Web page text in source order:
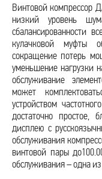
Винтовой компрессор
низкий уровень
сбалансированности
кулачковой муфты
сокращение потерь
уменьшение нагрузки
обслуживание
может
устройством
достаточно простое,
дисплею с
обслуживания
винтовой пары
обслуживания – одна